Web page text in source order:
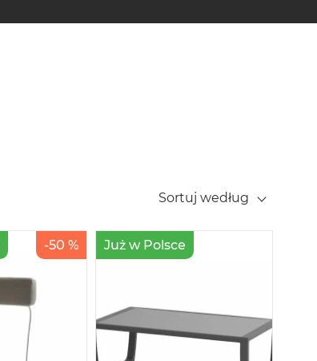
Sortuj według
-50 % Już w Polsce